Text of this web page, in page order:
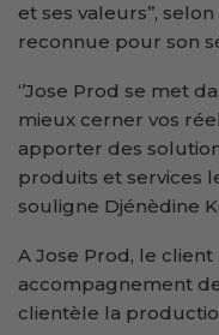
et ses valeurs’’,
reconnue pour son
‘’Jose Prod se met
mieux cerner vos
apporter des
produits et services
souligne Djénèdine
A Jose Prod, le client
accompagnement de
clientèle la